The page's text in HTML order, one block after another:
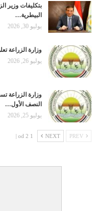
بتكليفات وزير
البيطرية…
يوليو 30, 2026
وزارة الزراعة
يوليو 26, 2026
وزارة الزراعة
النصف الأول…
يوليو 25, 2026
NEXT
1 od 2 |